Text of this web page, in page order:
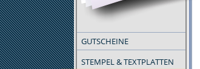
GUTSCHEINE
STEMPEL & TEXTPLATTEN
FILTER